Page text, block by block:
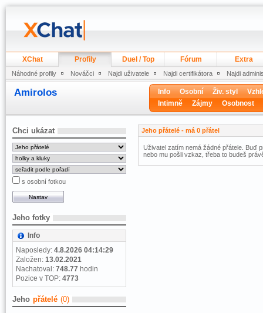
XChat Profily Duel / Top Fórum Extra
Náhodné profily Nováčci Najdi uživatele Najdi certifikátora Najdi
Amirolos Info Osobní Živ. styl
Intimně
Zájmy Osobnost
Chci ukázat
s osobní fotkou
Jeho fotky
Info
Naposledy: 4.8.2026 04:14:29
Založen: 13.02.2021
Nachatoval: 748.77 hodin
Pozice v TOP: 4773
Jeho přátelé (0)
Jeho přátelé - má 0 přátel
Uživatel zatím nemá žádné přátele. Buď
nebo mu pošli vzkaz, třeba to budeš